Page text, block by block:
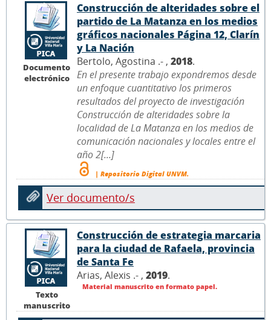
Documento
electrónico
Construcción de alteridades sobre el
partido de La Matanza en los medios
gráficos nacionales Página 12, Clarín
y La Nación
Bertolo, Agostina .- , 2018.
En el presente trabajo expondremos desde
un enfoque cuantitativo los primeros
resultados del proyecto de investigación
Construcción de alteridades sobre la
localidad de La Matanza en los medios de
comunicación nacionales y locales entre el
año 2[...]
| Repositorio Digital UNVM.
Ver documento/s
Texto
manuscrito
Construcción de estrategia marcaria
para la ciudad de Rafaela, provincia
de Santa Fe
Arias, Alexis .- , 2019.
Material manuscrito en formato papel.